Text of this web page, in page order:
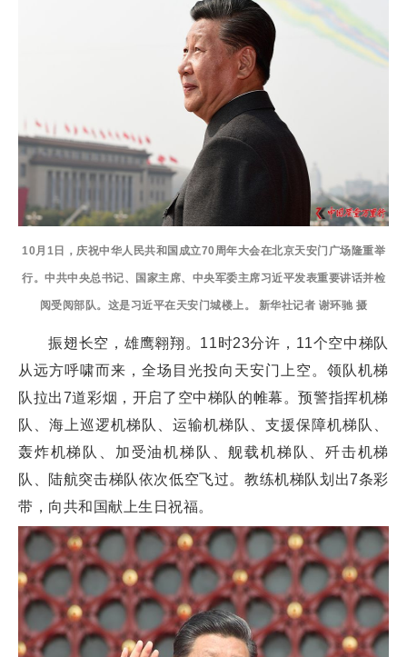
10月1日，庆祝中华人民共和国成立70周年大会在北京天安门广场隆重举
行。中共中央总书记、国家主席、中央军委主席习近平发表重要讲话并检
阅受阅部队。这是习近平在天安门城楼上。 新华社记者 谢环驰 摄
振翅长空，雄鹰翱翔。11时23分许，11个空中梯队
从远方呼啸而来，全场目光投向天安门上空。领队机梯
队拉出7道彩烟，开启了空中梯队的帷幕。预警指挥机梯
队、海上巡逻机梯队、运输机梯队、支援保障机梯队、
轰炸机梯队、加受油机梯队、舰载机梯队、歼击机梯
队、陆航突击梯队依次低空飞过。教练机梯队划出7条彩
带，向共和国献上生日祝福。